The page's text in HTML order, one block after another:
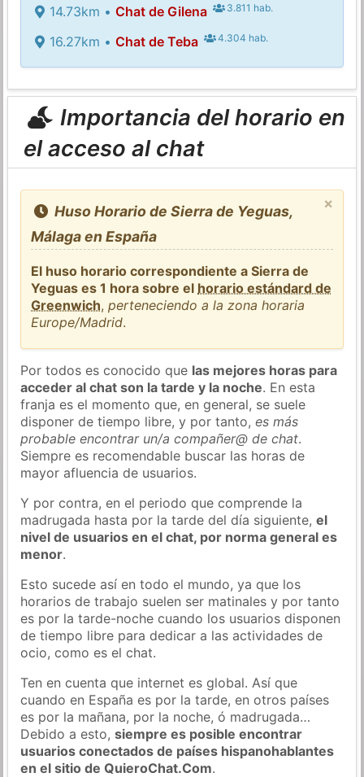
14.73km • Chat de Gilena 3.811 hab.
16.27km • Chat de Teba 4.304 hab.
Importancia del horario en
el acceso al chat
×
Huso Horario de Sierra de Yeguas,
Málaga en España
El huso horario correspondiente a Sierra de
Yeguas es 1 hora sobre el horario estándard de
Greenwich,perteneciendo a la zona horaria
Europe/Madrid.
Por todos es conocido que las mejores horas para
acceder al chat son la tarde y la noche. En esta
franja es el momento que, en general, se suele
disponer de tiempo libre, y por tanto,es más
probable encontrar un/a compañer@ de chat.
Siempre es recomendable buscar las horas de
mayor afluencia de usuarios.
Y por contra, en el periodo que comprende la
madrugada hasta por la tarde del día siguiente,el
nivel de usuarios en el chat, por norma general es
menor.
Esto sucede así en todo el mundo, ya que los
horarios de trabajo suelen ser matinales y por tanto
es por la tarde-noche cuando los usuarios disponen
de tiempo libre para dedicar a las actividades de
ocio, como es el chat.
Ten en cuenta que internet es global. Así que
cuando en España es por la tarde, en otros países
es por la mañana, por la noche, ó madrugada…
Debido a esto,siempre es posible encontrar
usuarios conectados de países hispanohablantes
en el sitio de QuieroChat.Com.